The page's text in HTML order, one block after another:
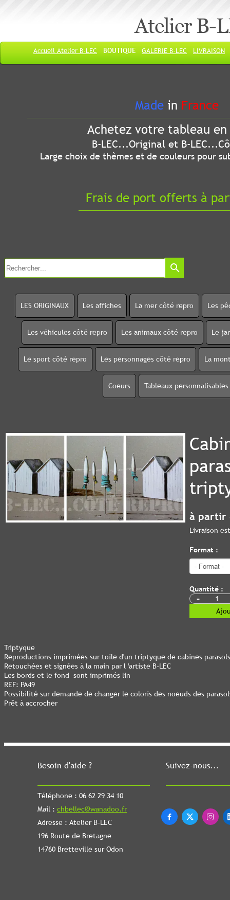
Atelier B-
Accueil Atelier B-LEC BOUTIQUE GALERIE B-LEC LIVRAISON
Besoin d'aide ?
Téléphone : 06 62 29 34 10
Mail : chbellec@wanadoo.fr
Adresse : Atelier B-LEC
196 Route de Bretagne
14760 Bretteville sur Odon
Suivez-nous...
  
Made in France
Achetez votre tableau
B-LEC...Original et B-
Large choix de thèmes et de couleurs pour
Frais de port offerts à
search
LES ORIGINAUX Les affiches La mer côté repro Les
Les véhicules côté repro Les animaux côté repro Le
Le sport côté repro Les personnages côté repro La
Coeurs Tableaux personnalisables
à partir
Livraison
Format :
Quantité :
-
Triptyque
Reproductions imprimées sur toile d'un triptyque de cabines
Retouchées et signées à la main par l 'artiste B-LEC
Les bords et le fond sont imprimés lin
REF: PA49
Possibilité sur demande de changer le coloris des noeuds des
Prêt à accrocher